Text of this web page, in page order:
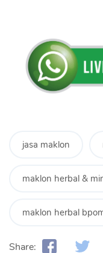
jasa maklon
maklon herbal &
maklon herbal
Share: